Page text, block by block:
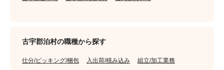
古宇郡泊村の職種から探す
仕分/ピッキング/梱包 入出荷/積み込み 組立/加工業務